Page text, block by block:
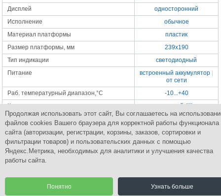
Дисплей
односторонний
Исполнение
обычное
Материал платформы
пластик
Размер платформы, мм
239x190
Тип индикации
светодиодный
Питание
встроенный аккумулятор
от сети
Раб. температурный диапазон,°С
-10...+40
Класс точности
средний (III)
Габаритные размеры, мм
260x287x137
Масса весов, кг
2.7
Комплексное снабжение промышленным оборудованием
Продолжая использовать этот сайт, Вы соглашаетесь на
файлов cookies Вашего браузера для корректной работы функционала
сайта (авторизации, регистрации, корзины, заказов, сортировки и
фильтрации товаров) и пользовательских данных с помощью
Яндекс.Метрика, необходимых для аналитики и улучшения качества
работы сайта.
Понятно Узнать больше